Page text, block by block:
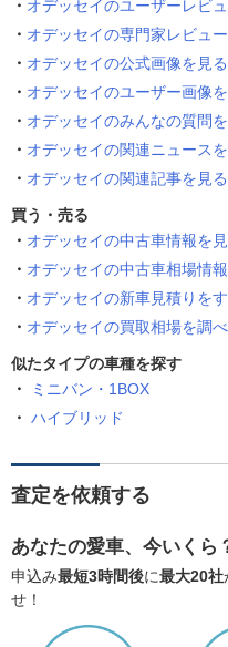
オデッセイのユーザーレビ
オデッセイの専門家レビュ
オデッセイの公式画像を見る
オデッセイのユーザー画像
オデッセイのみんなの質問
オデッセイの関連ニュース
オデッセイの関連記事を見る
買う・売る
オデッセイの中古車情報を
オデッセイの中古車相場情
オデッセイの新車見積りを
オデッセイの買取相場を調
似たタイプの車種を探す
ミニバン・1BOX
ハイブリッド
査定を依頼する
あなたの愛車、今いくら
申込み最短3時間後に最大20社
せ！